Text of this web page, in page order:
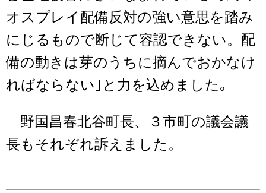
オスプレイ配備反対の強い意思を踏み
にじるもので断じて容認できない。配
備の動きは芽のうちに摘んでおかなけ
ればならない｣と力を込めました｡
野国昌春北谷町長、３市町の議会議
長もそれぞれ訴えました。